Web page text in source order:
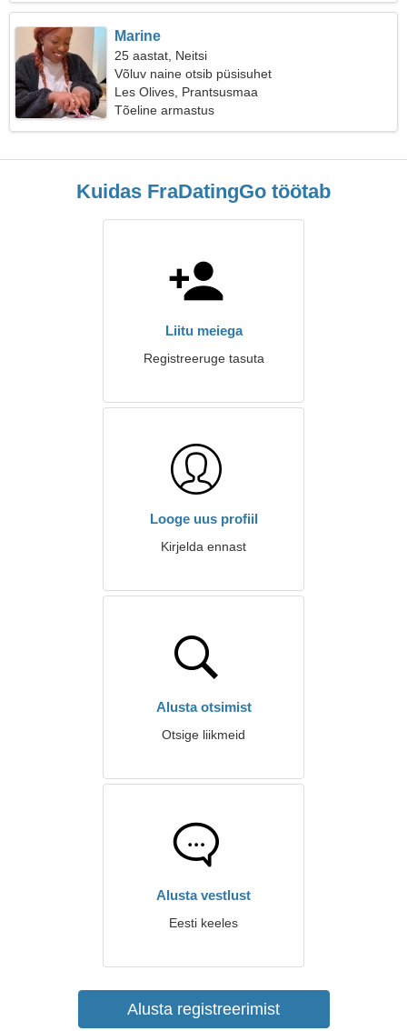
Marine
25 aastat, Neitsi
Võluv naine otsib püsisuhet
Les Olives, Prantsusmaa
Tõeline armastus
Kuidas FraDatingGo töötab
Liitu meiega
Registreeruge tasuta
Looge uus profiil
Kirjelda ennast
Alusta otsimist
Otsige liikmeid
Alusta vestlust
Eesti keeles
Alusta registreerimist